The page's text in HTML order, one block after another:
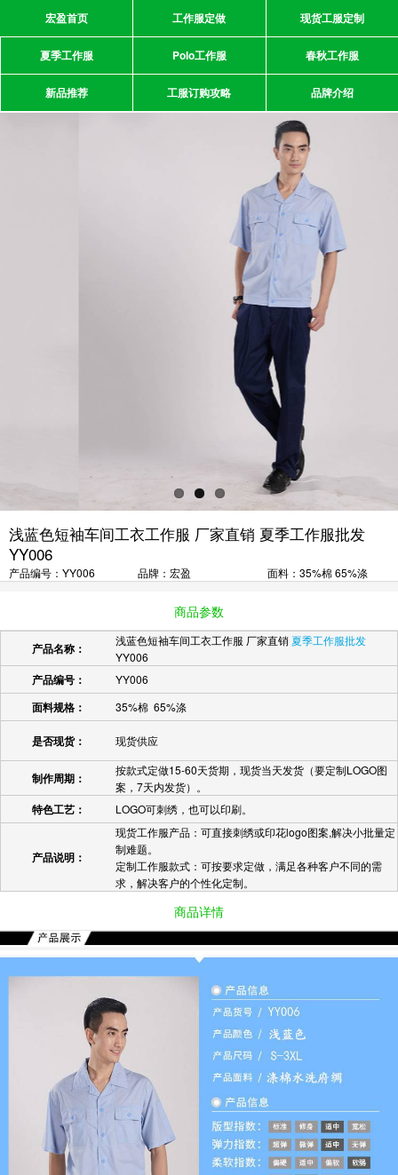
宏盈首页 工作服定做 现货工服定制
夏季工作服 Polo工作服 春秋工作服
新品推荐 工服订购攻略 品牌介绍
浅蓝色短袖车间工衣工作服 厂家直销 夏季工作服批发
YY006
产品编号：YY006 品牌：宏盈 面料：35%棉 65%涤
商品参数
产品名称：
浅蓝色短袖车间工衣工作服 厂家直销 夏季工作服批发
YY006
产品编号： YY006
面料规格： 35%棉 65%涤
是否现货： 现货供应
制作周期：
按款式定做15-60天货期，现货当天发货（要定制LOGO图
案，7天内发货）。
特色工艺： LOGO可刺绣，也可以印刷。
产品说明：
现货工作服产品：可直接刺绣或印花logo图案,解决小批量定
制难题。
定制工作服款式：可按要求定做，满足各种客户不同的需
求，解决客户的个性化定制。
商品详情